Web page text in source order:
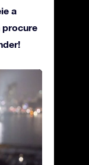
a
procure